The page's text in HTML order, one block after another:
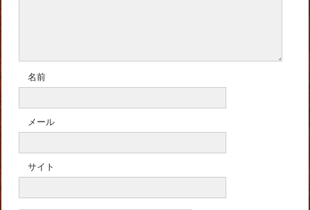
名前
メール
サイト